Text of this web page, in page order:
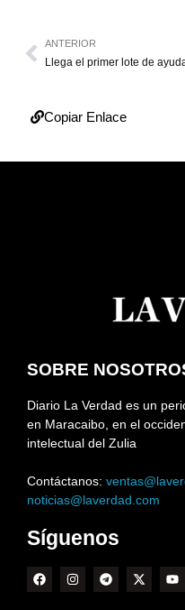
ANTERIOR
Copiar Enlace
SOBRE
Diario La Verdad es un
en Maracaibo, en el
intelectual del Zulia
Contáctanos:
noticias@laverdad.com
Síguenos